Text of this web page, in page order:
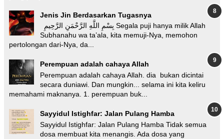
Jenis Jin Berdasarkan Tugasnya
Subhanahu wa ta’ala, kita memuji-Nya, memohon
pertolongan dari-Nya, da...
Perempuan adalah cahaya Allah
Perempuan adalah cahaya Allah. dia bukan dicintai
secara duniawi. Dan mungkin... selama ini kita keliru
memahami maknanya. 1. perempuan buk...
Sayyidul Istighfar: Jalan Pulang Hamba
Sayyidul Istighfar: Jalan Pulang Hamba Tidak semua
dosa membuat kita menangis. Ada dosa yang